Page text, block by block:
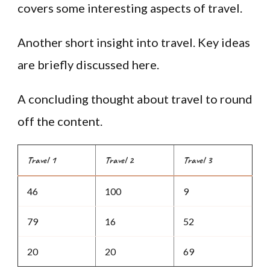
covers some interesting aspects of travel.
Another short insight into travel. Key ideas
are briefly discussed here.
A concluding thought about travel to round
off the content.
Travel 1 Travel 2 Travel 3
46 100 9
79 16 52
20 20 69